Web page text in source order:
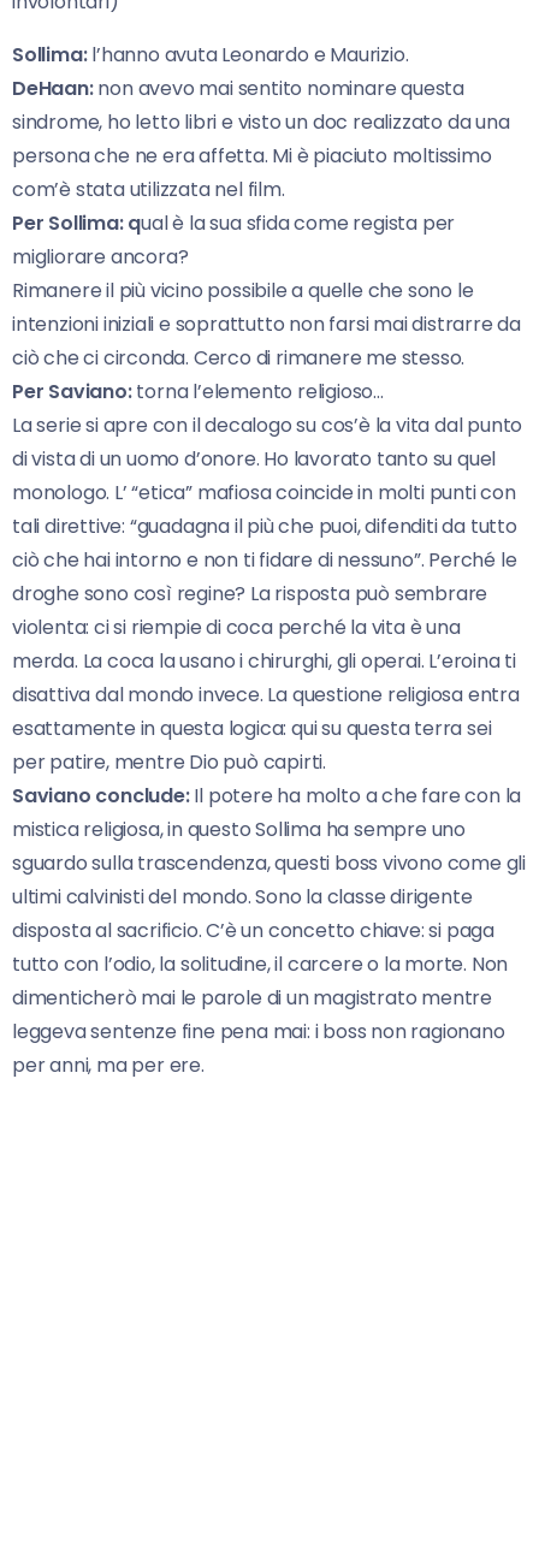
Sollima:l’hanno avuta Leonardo e Maurizio.
DeHaan:non avevo mai sentito nominare questa
sindrome, ho letto libri e visto un doc realizzato da una
persona che ne era affetta. Mi è piaciuto moltissimo
com’è stata utilizzata nel film.
Per Sollima: qual è la sua sfida come regista per
migliorare ancora?
Rimanere il più vicino possibile a quelle che sono le
intenzioni iniziali e soprattutto non farsi mai distrarre da
ciò che ci circonda. Cerco di rimanere me stesso.
Per Saviano:torna l’elemento religioso…
La serie si apre con il decalogo su cos’è la vita dal punto
di vista di un uomo d’onore. Ho lavorato tanto su quel
monologo. L’ “etica” mafiosa coincide in molti punti con
tali direttive: “guadagna il più che puoi, difenditi da tutto
ciò che hai intorno e non ti fidare di nessuno”. Perché le
droghe sono così regine? La risposta può sembrare
violenta: ci si riempie di coca perché la vita è una
merda. La coca la usano i chirurghi, gli operai. L’eroina ti
disattiva dal mondo invece. La questione religiosa entra
esattamente in questa logica: qui su questa terra sei
per patire, mentre Dio può capirti.
Saviano conclude:Il potere ha molto a che fare con la
mistica religiosa, in questo Sollima ha sempre uno
sguardo sulla trascendenza, questi boss vivono come gli
ultimi calvinisti del mondo. Sono la classe dirigente
disposta al sacrificio. C’è un concetto chiave: si paga
tutto con l’odio, la solitudine, il carcere o la morte. Non
dimenticherò mai le parole di un magistrato mentre
leggeva sentenze fine pena mai: i boss non ragionano
per anni, ma per ere.